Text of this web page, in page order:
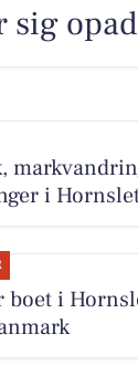
sig
i
boet i